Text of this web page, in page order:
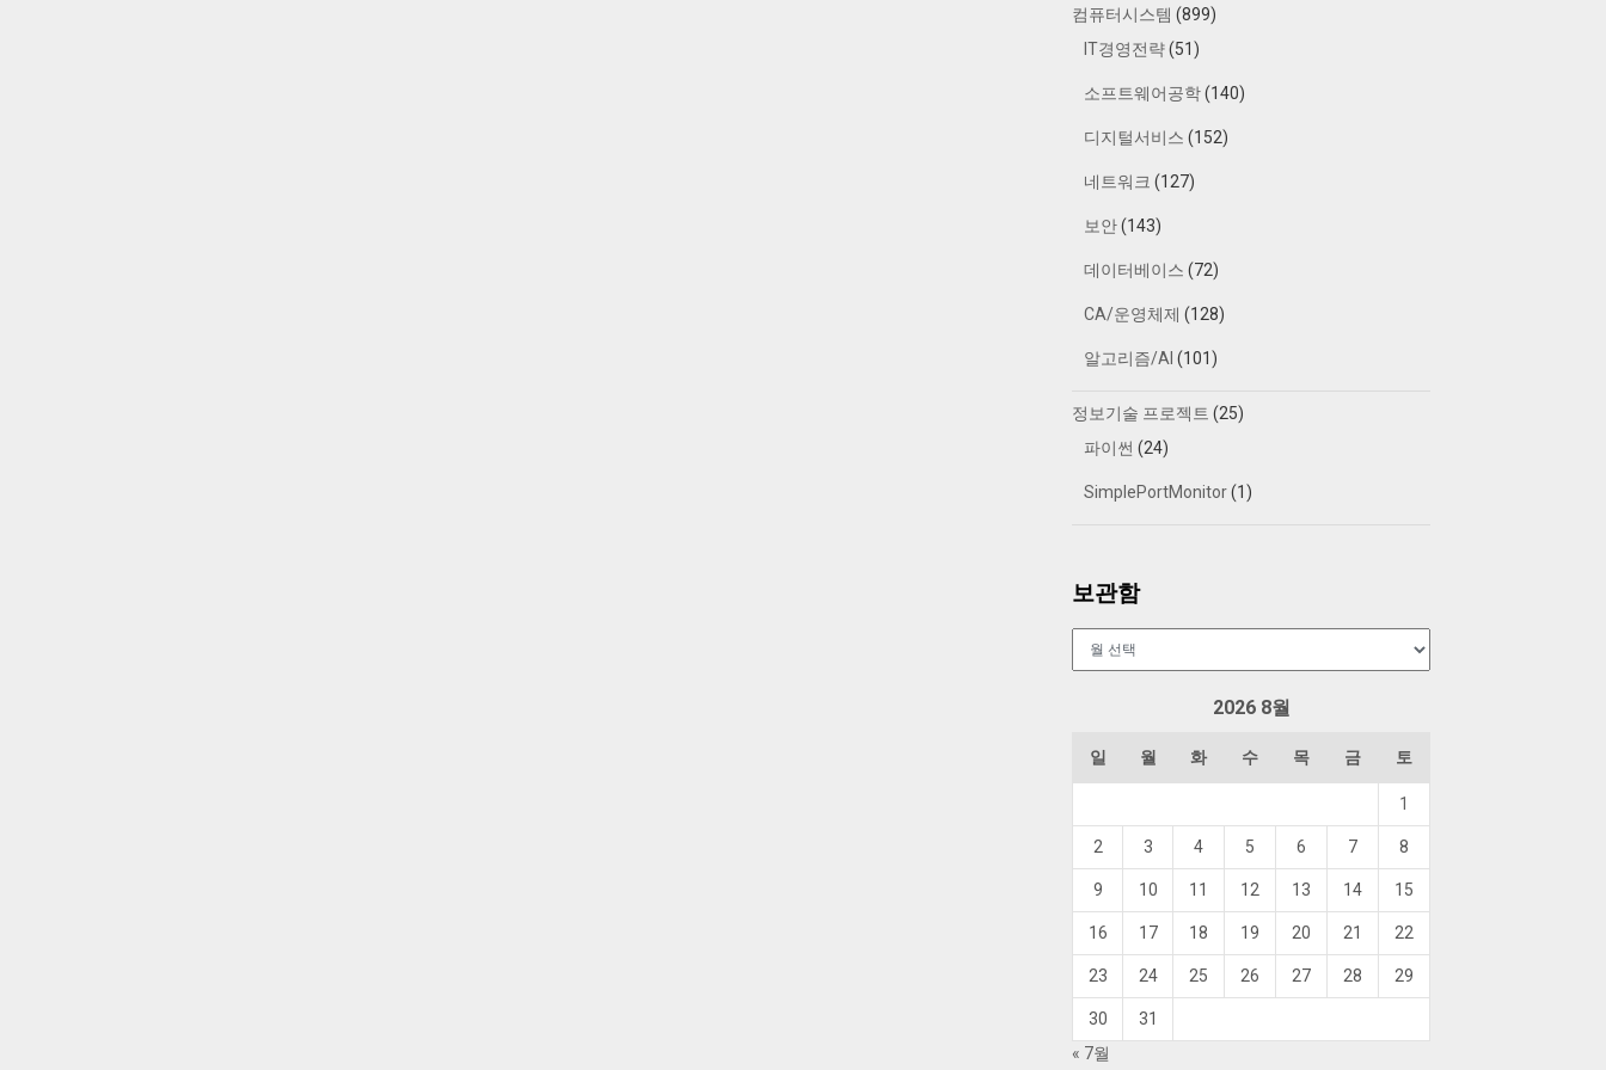
컴퓨터시스템 (899)
IT경영전략(51)
소프트웨어공학(140)
디지털서비스 (152)
네트워크 (127)
보안(143)
데이터베이스 (72)
CA/운영체제 (128)
알고리즘/AI (101)
정보기술 프로젝트 (25)
파이썬 (24)
SimplePortMonitor(1)
보관함
2026 8월
일 월 화 수 목 금 토
1
2 3 4 5 6 7 8
9 10 11 12 13 14 15
16 17 18 19 20 21 22
23 24 25 26 27 28 29
30
31
« 7월